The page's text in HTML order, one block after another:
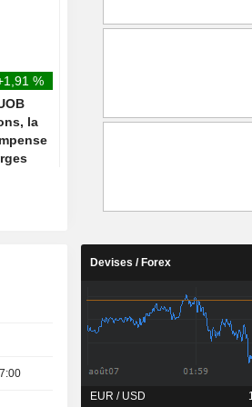
%
la
cours du pétrole liée au
Devises / Forex
EUR / USD